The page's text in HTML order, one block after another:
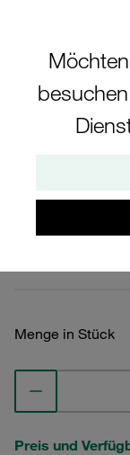
4S Ø30mm
Schraube
Menge in Stück
Preis und